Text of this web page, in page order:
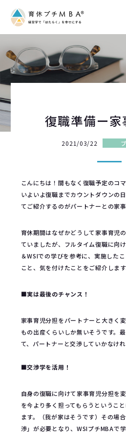
復職準備ー家
2021/03/22
こんにちは！間もなく復職予定のコマ
いよいよ復職までカウントダウンの
てご紹介するのがパートナーとの家
育休期間はなぜかどうして家事育児
ていましたが、フルタイム復職に向
＆WSIでの学びを参考に、実施した
こと、気を付けたことをご紹介します
■実は最後のチャンス！
家事育児分担をパートナーと大きく
もの出産くらいしか無いそうです。
て、パートナーと交渉していかなけれ
■交渉学を活用！
自身の復職に向けて家事育児分担を
を今より多く担ってもらうというこ
ます。（我が家はそうです）その場
渉」が必要となり、WSIプチMBAで